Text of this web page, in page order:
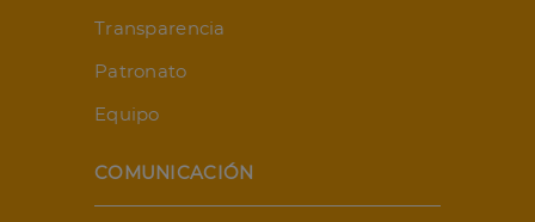
Transparencia
Patronato
Equipo
COMUNICACIÓN